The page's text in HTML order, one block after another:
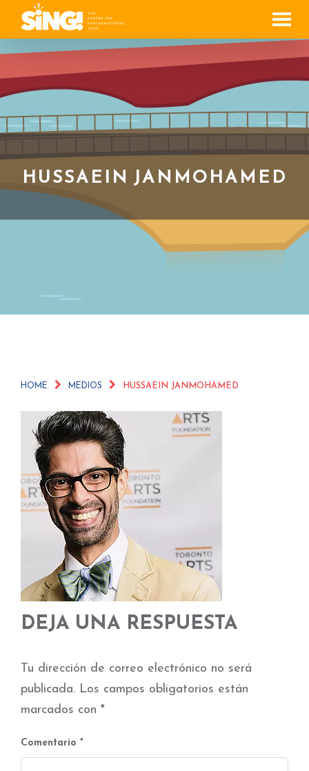
Menu
HUSSAEIN JANMOHAMED
HOME MEDIOS HUSSAEIN JANMOHAMED
DEJA UNA RESPUESTA
Tu dirección de correo electrónico no será
publicada. Los campos obligatorios están
marcados con *
Comentario *